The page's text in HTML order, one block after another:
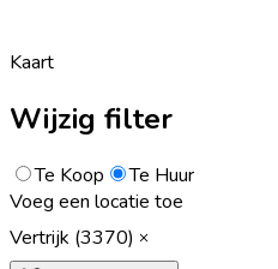
Kaart
Wijzig filter
Te Koop
Te Huur
Voeg een locatie toe
Vertrijk (3370)